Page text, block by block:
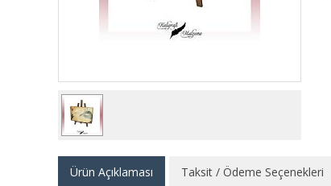
Ürün Açıklaması Taksit / Ödeme Seçenekleri